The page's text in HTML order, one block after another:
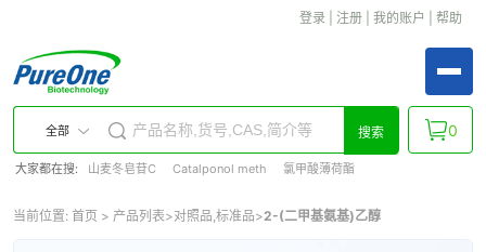
登录 注册 我的账户 帮助
全部 搜索
大家都在搜: 山麦冬皂苷C Catalponol meth 氯甲酸薄荷酯
0
当前位置: 首页 > 产品列表>对照品,标准品>2-(二甲基氨基)乙醇